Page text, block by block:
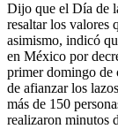
Dijo que el Día de
resaltar los valores
asimismo, indicó
en México por
primer domingo de
de afianzar los
más de 150
realizaron minutos